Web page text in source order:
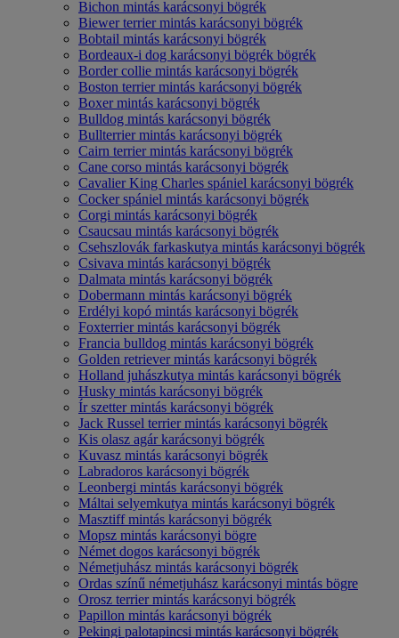
Bichon mintás karácsonyi bögrék
Biewer terrier mintás karácsonyi bögrék
Bobtail mintás karácsonyi bögrék
Bordeaux-i dog karácsonyi bögrék bögrék
Border collie mintás karácsonyi bögrék
Boston terrier mintás karácsonyi bögrék
Boxer mintás karácsonyi bögrék
Bulldog mintás karácsonyi bögrék
Bullterrier mintás karácsonyi bögrék
Cairn terrier mintás karácsonyi bögrék
Cane corso mintás karácsonyi bögrék
Cavalier King Charles spániel karácsonyi bögrék
Cocker spániel mintás karácsonyi bögrék
Corgi mintás karácsonyi bögrék
Csaucsau mintás karácsonyi bögrék
Csehszlovák farkaskutya mintás karácsonyi bögrék
Csivava mintás karácsonyi bögrék
Dalmata mintás karácsonyi bögrék
Dobermann mintás karácsonyi bögrék
Erdélyi kopó mintás karácsonyi bögrék
Foxterrier mintás karácsonyi bögrék
Francia bulldog mintás karácsonyi bögrék
Golden retriever mintás karácsonyi bögrék
Holland juhászkutya mintás karácsonyi bögrék
Husky mintás karácsonyi bögrék
Ír szetter mintás karácsonyi bögrék
Jack Russel terrier mintás karácsonyi bögrék
Kis olasz agár karácsonyi bögrék
Kuvasz mintás karácsonyi bögrék
Labradoros karácsonyi bögrék
Leonbergi mintás karácsonyi bögrék
Máltai selyemkutya mintás karácsonyi bögrék
Masztiff mintás karácsonyi bögrék
Mopsz mintás karácsonyi bögre
Német dogos karácsonyi bögrék
Németjuhász mintás karácsonyi bögrék
Ordas színű németjuhász karácsonyi mintás bögre
Orosz terrier mintás karácsonyi bögrék
Papillon mintás karácsonyi bögrék
Pekingi palotapincsi mintás karácsonyi bögrék